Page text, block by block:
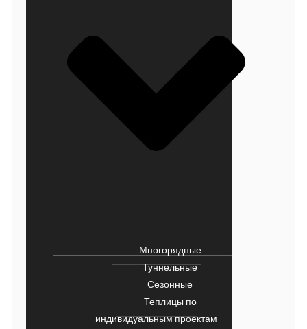
Многорядные
Туннельные
Сезонные
Теплицы по
индивидуальным проектам